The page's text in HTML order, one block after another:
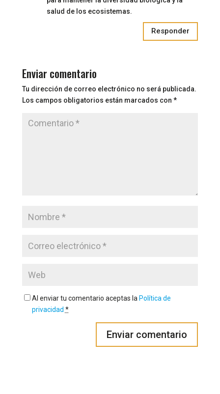
salud de los ecosistemas.
Responder
Enviar comentario
Tu dirección de correo electrónico no será publicada.
Los campos obligatorios están marcados con *
Al enviar tu comentario aceptas la Política de
privacidad *